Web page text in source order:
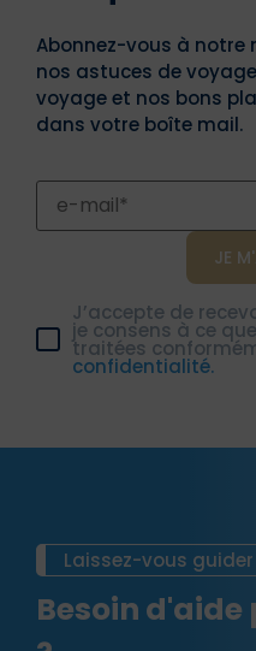
Abonnez-vous à notre
nos astuces de
voyage et nos bons
dans votre boîte mail.
J’accepte de
je consens à ce
traitées
confidentialité.
Laissez-vous guider
Besoin